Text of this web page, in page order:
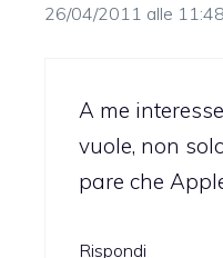
26/04/2011 alle 11:48
A me
vuole, non
pare che
Rispondi